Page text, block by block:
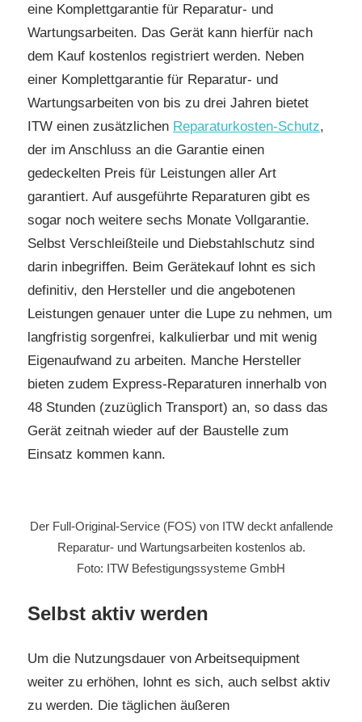
eine Komplettgarantie für Reparatur- und
Wartungsarbeiten. Das Gerät kann hierfür nach
dem Kauf kostenlos registriert werden. Neben
einer Komplettgarantie für Reparatur- und
Wartungsarbeiten von bis zu drei Jahren bietet
ITW einen zusätzlichen Reparaturkosten-Schutz,
der im Anschluss an die Garantie einen
gedeckelten Preis für Leistungen aller Art
garantiert. Auf ausgeführte Reparaturen gibt es
sogar noch weitere sechs Monate Vollgarantie.
Selbst Verschleißteile und Diebstahlschutz sind
darin inbegriffen. Beim Gerätekauf lohnt es sich
definitiv, den Hersteller und die angebotenen
Leistungen genauer unter die Lupe zu nehmen, um
langfristig sorgenfrei, kalkulierbar und mit wenig
Eigenaufwand zu arbeiten. Manche Hersteller
bieten zudem Express-Reparaturen innerhalb von
48 Stunden (zuzüglich Transport) an, so dass das
Gerät zeitnah wieder auf der Baustelle zum
Einsatz kommen kann.
Der Full-Original-Service (FOS) von ITW deckt anfallende
Reparatur- und Wartungsarbeiten kostenlos ab.
Foto: ITW Befestigungssysteme GmbH
Selbst aktiv werden
Um die Nutzungsdauer von Arbeitsequipment
weiter zu erhöhen, lohnt es sich, auch selbst aktiv
zu werden. Die täglichen äußeren